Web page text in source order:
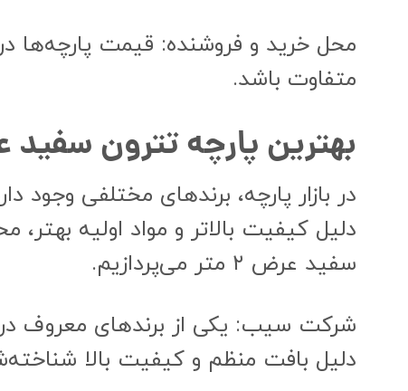
محل خرید و فروشنده: قیمت پارچه‌ها
متفاوت باشد.
بهترین پارچه تترون سفید
دلیل کیفیت بالاتر و مواد اولیه
سفید عرض ۲ متر می‌پردازیم.
دلیل بافت منظم و کیفیت بالا